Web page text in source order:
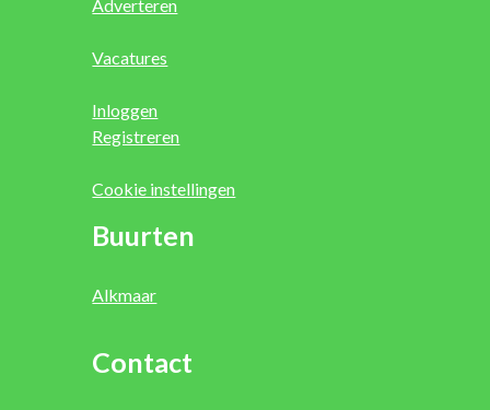
Adverteren
Vacatures
Inloggen
Registreren
Cookie instellingen
Buurten
Alkmaar
Contact